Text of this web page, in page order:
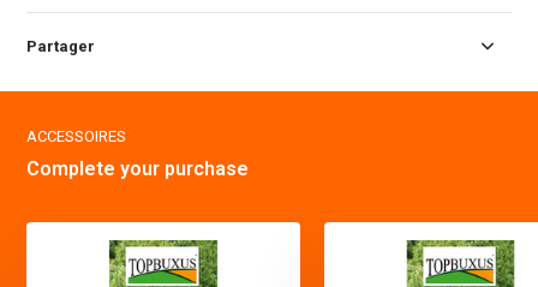
Partager
ACCESSOIRES
Complete your purchase